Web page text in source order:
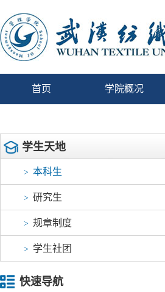
首页 学院概况
学生天地
> 本科生
> 研究生
> 规章制度
> 学生社团
快速导航